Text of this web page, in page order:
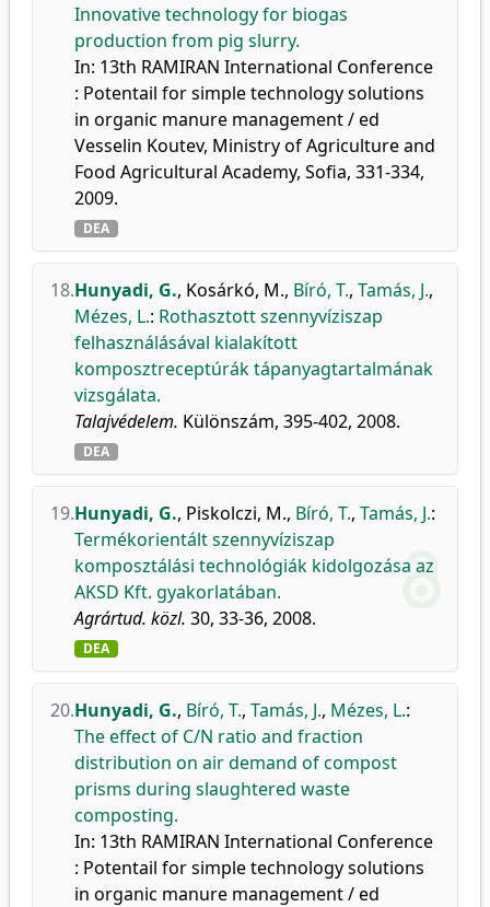
Innovative technology for biogas
production from pig slurry.
In: 13th RAMIRAN International Conference
: Potentail for simple technology solutions
in organic manure management / ed
Vesselin Koutev, Ministry of Agriculture and
Food Agricultural Academy, Sofia, 331-334,
2009.
DEA
18.Hunyadi, G., Kosárkó, M., Bíró, T., Tamás, J.,
Mézes, L.: Rothasztott szennyvíziszap
felhasználásával kialakított
komposztreceptúrák tápanyagtartalmának
vizsgálata.
Talajvédelem. Különszám, 395-402, 2008.
DEA
19.Hunyadi, G., Piskolczi, M., Bíró, T., Tamás, J.:
Termékorientált szennyvíziszap
komposztálási technológiák kidolgozása az
AKSD Kft. gyakorlatában.
Agrártud. közl. 30, 33-36, 2008.
DEA
20.Hunyadi, G., Bíró, T., Tamás, J., Mézes, L.:
The effect of C/N ratio and fraction
distribution on air demand of compost
prisms during slaughtered waste
composting.
In: 13th RAMIRAN International Conference
: Potentail for simple technology solutions
in organic manure management / ed